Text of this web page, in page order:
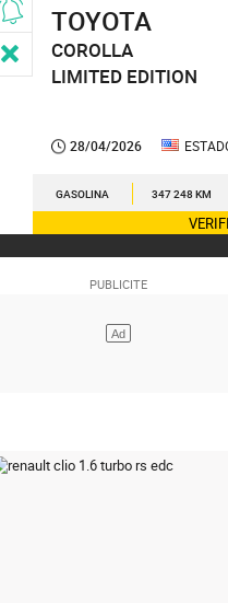
TOYOTA
COROLLA
LIMITED EDITION
28/04/2026
GASOLINA 347 248 KM